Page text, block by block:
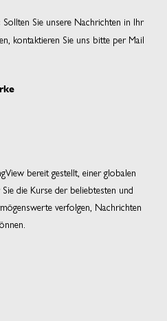
Sollten Sie unsere Nachrichten in Ihr
kontaktieren Sie uns bitte per Mail
bereit gestellt, einer globalen
die Kurse der beliebtesten und
verfolgen, Nachrichten